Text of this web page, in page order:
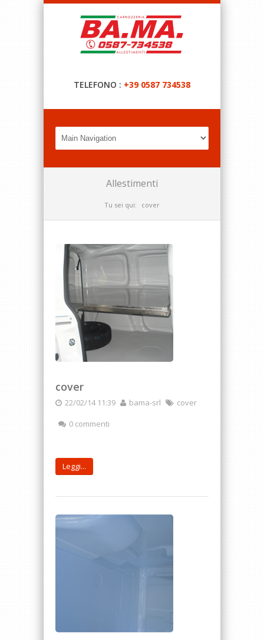
TELEFONO : +39 0587 734538
Allestimenti
Tu sei qui: cover
cover
22/02/14 11:39 bama-srl
cover
0 commenti
Leggi...